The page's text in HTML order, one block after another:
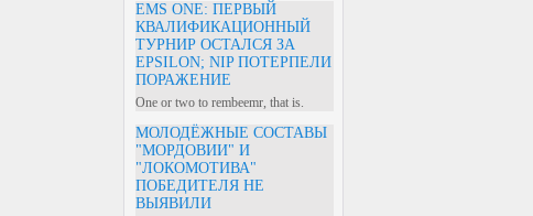
EMS ONE: ПЕРВЫЙ
КВАЛИФИКАЦИОННЫЙ
ТУРНИР ОСТАЛСЯ ЗА
EPSILON; NIP ПОТЕРПЕЛИ
ПОРАЖЕНИЕ
One or two to rembeemr, that is.
МОЛОДЁЖНЫЕ СОСТАВЫ
"МОРДОВИИ" И
"ЛОКОМОТИВА"
ПОБЕДИТЕЛЯ НЕ
ВЫЯВИЛИ